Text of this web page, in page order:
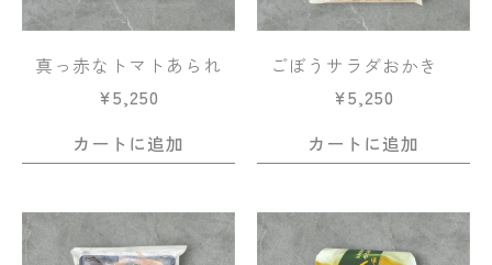
真っ赤なトマトあられ
¥5,250
カートに追加
ごぼうサラダおかき
¥5,250
カートに追加